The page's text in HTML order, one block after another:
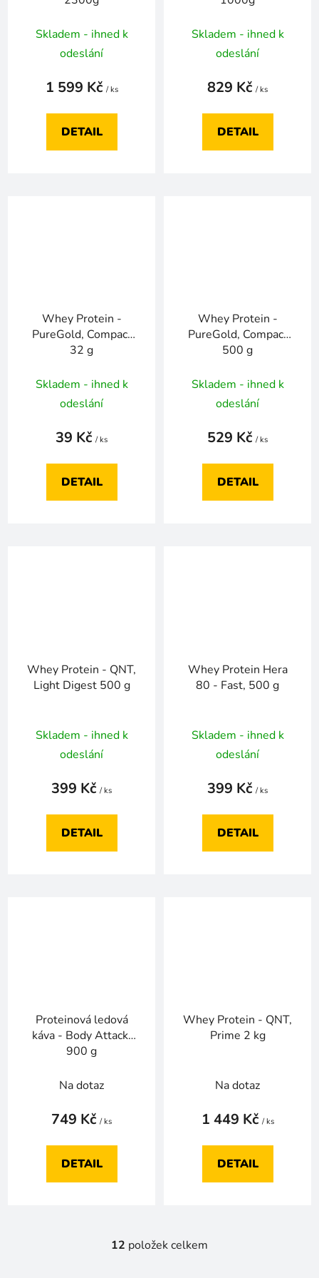
Skladem - ihned k
odeslání
1 599 Kč / ks
DETAIL
Skladem - ihned k
odeslání
829 Kč / ks
DETAIL
Whey Protein -
PureGold, Compact
32 g
Skladem - ihned k
odeslání
39 Kč / ks
DETAIL
Whey Protein -
PureGold, Compact
500 g
Skladem - ihned k
odeslání
529 Kč / ks
DETAIL
Whey Protein - QNT,
Light Digest 500 g
Skladem - ihned k
odeslání
399 Kč / ks
DETAIL
Whey Protein Hera
80 - Fast, 500 g
Skladem - ihned k
odeslání
399 Kč / ks
DETAIL
Proteinová ledová
káva - Body Attack,
900 g
Na dotaz
749 Kč / ks
DETAIL
Whey Protein - QNT,
Prime 2 kg
Na dotaz
1 449 Kč / ks
DETAIL
O
12 položek celkem